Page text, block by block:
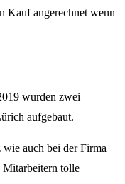
Kauf angerechnet wenn
wurden zwei
aufgebaut.
auch bei der Firma
Mitarbeitern tolle